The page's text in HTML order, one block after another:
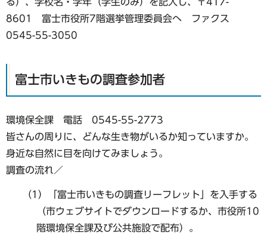
る）、学校名・学年（学生のみ）を記入し、〒417-
8601 富士市役所7階選挙管理委員会へ ファクス
0545-55-3050
富士市いきもの調査参加者
環境保全課 電話 0545-55-2773
皆さんの周りに、どんな生き物がいるか知っていますか。
身近な自然に目を向けてみましょう。
調査の流れ／
（1）「富士市いきもの調査リーフレット」を入手する
（市ウェブサイトでダウンロードするか、市役所10
階環境保全課及び公共施設で配布）。